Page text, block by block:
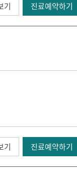
기 진료예약하기
기 진료예약하기